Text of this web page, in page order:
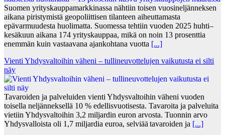
Suomen yrityskauppamarkkinassa nähtiin toisen vuosineljänneksen
aikana piristymistä geopoliittisen tilanteen aiheuttamasta
epävarmuudesta huolimatta. Suomessa tehtiin vuoden 2025 huhti–
kesäkuun aikana 174 yrityskauppaa, mikä on noin 13 prosenttia
enemmän kuin vastaavana ajankohtana vuotta [...]
Vienti Yhdysvaltoihin väheni – tullineuvottelujen vaikutusta ei silti
näy
Tavaroiden ja palveluiden vienti Yhdysvaltoihin väheni vuoden
toisella neljänneksellä 10 % edellisvuotisesta. Tavaroita ja palveluita
vietiin Yhdysvaltoihin 3,2 miljardin euron arvosta. Tuonnin arvo
Yhdysvalloista oli 1,7 miljardia euroa, selviää tavaroiden ja [...]